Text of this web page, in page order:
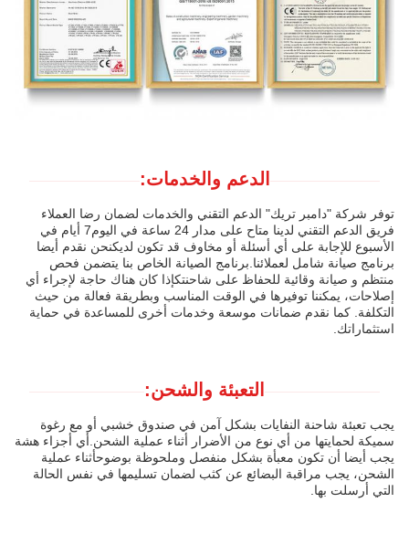
الدعم والخدمات:
توفر شركة "دامبر تريك" الدعم التقني والخدمات لضمان رضا العملاء
فريق الدعم التقني لدينا متاح على مدار 24 ساعة في اليوم7 أيام في
الأسبوع للإجابة على أي أسئلة أو مخاوف قد تكون لديكنحن نقدم أيضا
برنامج صيانة شامل لعملائنا.برنامج الصيانة الخاص بنا يتضمن فحص
منتظم و صيانة وقائية للحفاظ على شاحنتكإذا كان هناك حاجة لإجراء أي
إصلاحات، يمكننا توفيرها في الوقت المناسب وبطريقة فعالة من حيث
التكلفة. كما نقدم ضمانات موسعة وخدمات أخرى للمساعدة في حماية
استثماراتك.
التعبئة والشحن:
يجب تعبئة شاحنة النفايات بشكل آمن في صندوق خشبي أو مع رغوة
سميكة لحمايتها من أي نوع من الأضرار أثناء عملية الشحن.أي أجزاء هشة
يجب أيضا أن تكون معبأة بشكل منفصل وملحوظة بوضوحأثناء عملية
الشحن، يجب مراقبة البضائع عن كثب لضمان تسليمها في نفس الحالة
التي أرسلت بها.